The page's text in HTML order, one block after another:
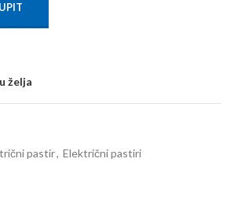
želja
pastir, Električni pastiri